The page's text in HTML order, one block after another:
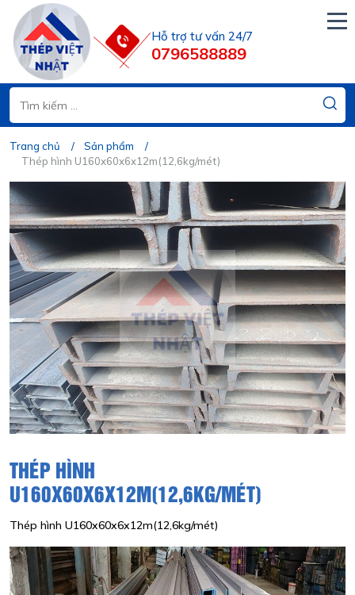
Hỗ trợ tư vấn 24/7
0796588889
Trang chủ
Sản phẩm
Thép hình U160x60x6x12m(12,6kg/mét)
THÉP HÌNH
U160X60X6X12M(12,6KG/MÉT)
Thép hình U160x60x6x12m(12,6kg/mét)